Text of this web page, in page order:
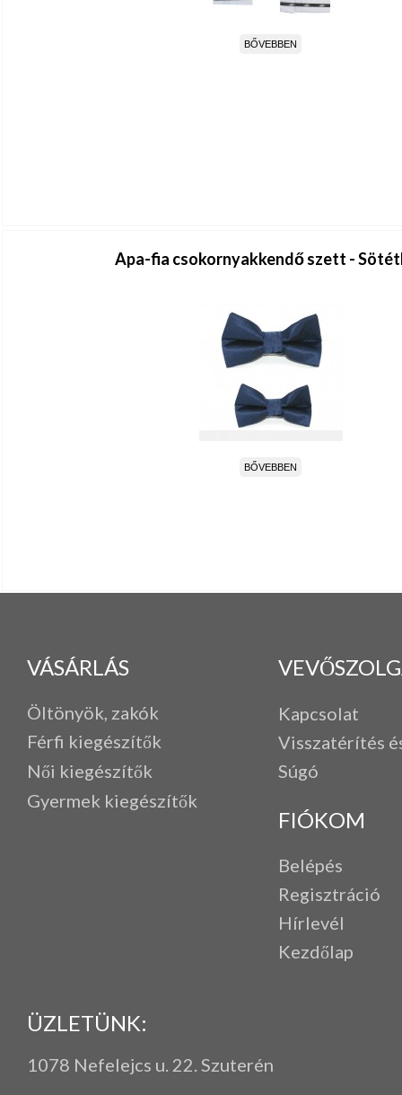
BŐVEBBEN
Apa-fia csokornyakkendő szett -
BŐVEBBEN
VÁSÁRLÁS
Öltönyök, zakók
Férfi kiegészítők
Női kiegészítők
Gyermek kiegészítők
Kapcsolat
Visszatérítés
Súgó
FIÓKOM
Belépés
Regisztráció
Hírlevél
Kezdőlap
ÜZLETÜNK:
1078 Nefelejcs u. 22. Szuterén